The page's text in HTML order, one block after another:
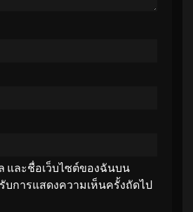
และชื่อเว็บไซต์ของฉันบน
บการแสดงความเห็นครั้งถัดไป